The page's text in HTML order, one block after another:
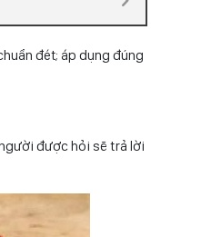
đét; áp dụng đúng
được hỏi sẽ trả lời